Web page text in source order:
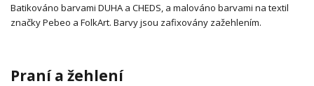
Batikováno barvami DUHA a CHEDS, a malováno barvami na textil
značky Pebeo a FolkArt. Barvy jsou zafixovány zažehlením.
Praní a žehlení